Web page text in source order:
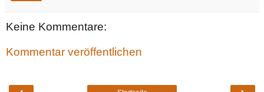
Keine Kommentare:
Kommentar veröffentlichen